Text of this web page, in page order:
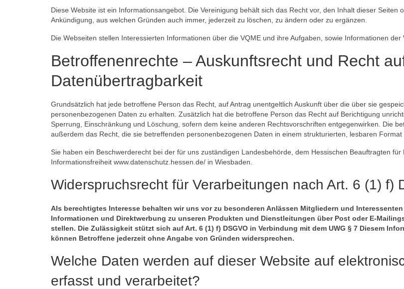
Diese Website ist ein Informationsangebot. Die Vereinigung behält sich das Recht vor, den Inhalt dieser Seiten
Ankündigung, aus welchen Gründen auch immer, jederzeit zu löschen, zu ändern oder zu ergänzen.
Die Webseiten stellen Interessierten Informationen über die VQME und ihre Aufgaben, sowie Informationen der
Betroffenenrechte – Auskunftsrecht und Recht
Datenübertragbarkeit
Grundsätzlich hat jede betroffene Person das Recht, auf Antrag unentgeltlich Auskunft über die über sie
personenbezogenen Daten zu erhalten. Zusätzlich hat die betroffene Person das Recht auf Berichtigung
Sperrung, Einschränkung und Löschung, sofern dem keine anderen Rechtsvorschriften entgegenwirken. Die
außerdem das Recht, die sie betreffenden personenbezogenen Daten in einem strukturierten, lesbaren Format
Sie haben ein Beschwerderecht bei der für uns zuständigen Landesbehörde, dem Hessischen Beauftragten für
Informationsfreiheit www.datenschutz.hessen.de/ in Wiesbaden.
Widerspruchsrecht für Verarbeitungen nach Art. 6 (1) f)
Als berechtigtes Interesse behalten wir uns vor zu besonderen Anlässen Mitgliedern und
Informationen und Direktwerbung zu unseren Produkten und Dienstleitungen über Post oder E-
stellen. Die Zulässigkeit stützt sich auf Art. 6 (1) f) DSGVO in Verbindung mit dem UWG § 7 Diesem
können Betroffene jederzeit ohne Angabe von Gründen widersprechen.
Welche Daten werden auf dieser Website auf
erfasst und verarbeitet?